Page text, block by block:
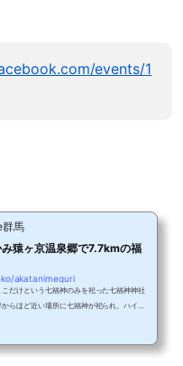
events/1
群馬
猿ヶ京温泉郷で7.7kmの福
akatanimeguri
だけという七福神のみを祀った七福神神社
らほど近い場所に七福神が祀られ、ハイキ
%E6%95%A3%E7%AD%96%E3%82%